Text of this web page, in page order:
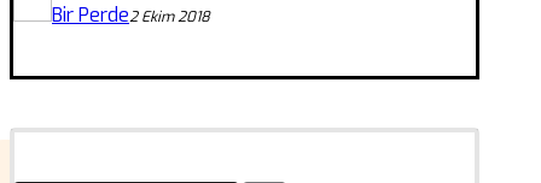
Bir Perde2 Ekim 2018